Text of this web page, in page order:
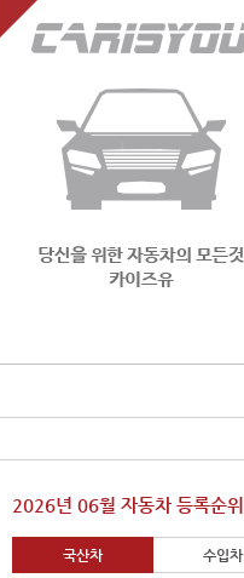
2026년 06월 자동차 등록순위
국산차 수입차